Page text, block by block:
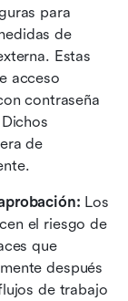
para
de
Estas
acceso
contraseña
de
Los
el riesgo de
que
después
de trabajo